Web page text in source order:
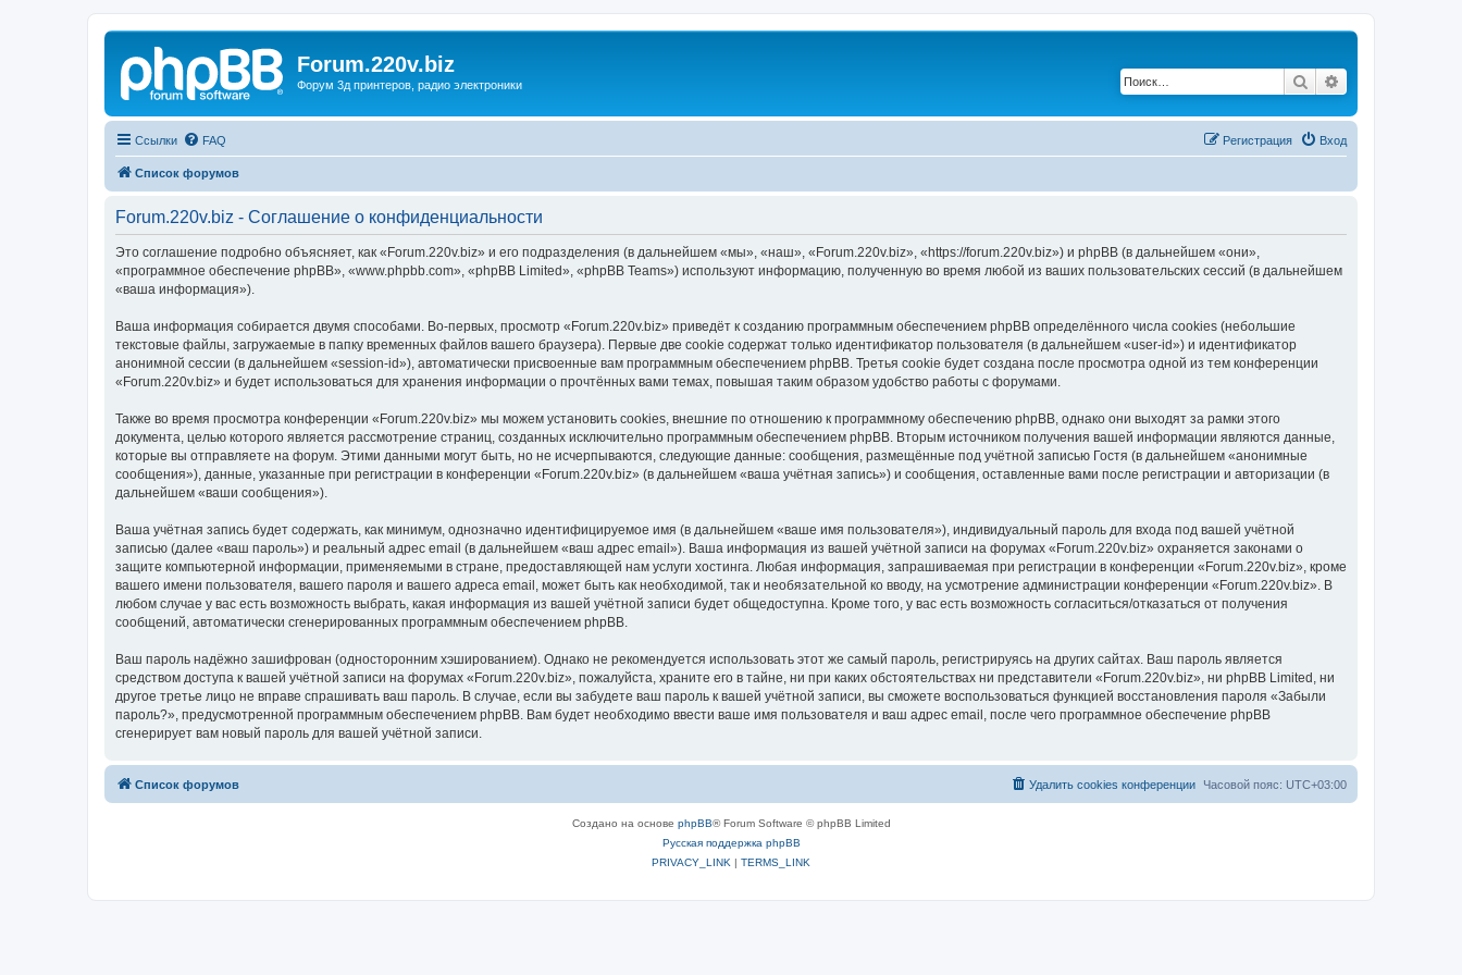
Forum.220v.biz
Форум 3д принтеров, радио электроники Поиск
Ссылки FAQ Вход
Регистрация
Список форумов
Forum.220v.biz - Соглашение о конфиденциальности
Это соглашение подробно объясняет, как «Forum.220v.biz» и его подразделения (в дальнейшем «мы», «наш», «Forum.220v.biz», «https://forum.220v.biz») и phpBB (в дальнейшем «они»,
«программное обеспечение phpBB», «www.phpbb.com», «phpBB Limited», «phpBB Teams») используют информацию, полученную во время любой из ваших пользовательских сессий (в дальнейшем
«ваша информация»).
Ваша информация собирается двумя способами. Во-первых, просмотр «Forum.220v.biz» приведёт к созданию программным обеспечением phpBB определённого числа cookies (небольшие
текстовые файлы, загружаемые в папку временных файлов вашего браузера). Первые две cookie содержат только идентификатор пользователя (в дальнейшем «user-id») и идентификатор
анонимной сессии (в дальнейшем «session-id»), автоматически присвоенные вам программным обеспечением phpBB. Третья cookie будет создана после просмотра одной из тем конференции
«Forum.220v.biz» и будет использоваться для хранения информации о прочтённых вами темах, повышая таким образом удобство работы с форумами.
Также во время просмотра конференции «Forum.220v.biz» мы можем установить cookies, внешние по отношению к программному обеспечению phpBB, однако они выходят за рамки этого
документа, целью которого является рассмотрение страниц, созданных исключительно программным обеспечением phpBB. Вторым источником получения вашей информации являются данные,
которые вы отправляете на форум. Этими данными могут быть, но не исчерпываются, следующие данные: сообщения, размещённые под учётной записью Гостя (в дальнейшем «анонимные
сообщения»), данные, указанные при регистрации в конференции «Forum.220v.biz» (в дальнейшем «ваша учётная запись») и сообщения, оставленные вами после регистрации и авторизации (в
дальнейшем «ваши сообщения»).
Ваша учётная запись будет содержать, как минимум, однозначно идентифицируемое имя (в дальнейшем «ваше имя пользователя»), индивидуальный пароль для входа под вашей учётной
записью (далее «ваш пароль») и реальный адрес email (в дальнейшем «ваш адрес email»). Ваша информация из вашей учётной записи на форумах «Forum.220v.biz» охраняется законами о
защите компьютерной информации, применяемыми в стране, предоставляющей нам услуги хостинга. Любая информация, запрашиваемая при регистрации в конференции «Forum.220v.biz», кроме
вашего имени пользователя, вашего пароля и вашего адреса email, может быть как необходимой, так и необязательной ко вводу, на усмотрение администрации конференции «Forum.220v.biz». В
любом случае у вас есть возможность выбрать, какая информация из вашей учётной записи будет общедоступна. Кроме того, у вас есть возможность согласиться/отказаться от получения
сообщений, автоматически сгенерированных программным обеспечением phpBB.
Ваш пароль надёжно зашифрован (односторонним хэшированием). Однако не рекомендуется использовать этот же самый пароль, регистрируясь на других сайтах. Ваш пароль является
средством доступа к вашей учётной записи на форумах «Forum.220v.biz», пожалуйста, храните его в тайне, ни при каких обстоятельствах ни представители «Forum.220v.biz», ни phpBB Limited, ни
другое третье лицо не вправе спрашивать ваш пароль. В случае, если вы забудете ваш пароль к вашей учётной записи, вы сможете воспользоваться функцией восстановления пароля «Забыли
пароль?», предусмотренной программным обеспечением phpBB. Вам будет необходимо ввести ваше имя пользователя и ваш адрес email, после чего программное обеспечение phpBB
сгенерирует вам новый пароль для вашей учётной записи.
Список форумов Часовой пояс: UTC+03:00
Удалить cookies конференции
Создано на основе phpBB® Forum Software © phpBB Limited
Русская поддержка phpBB
PRIVACY_LINK | TERMS_LINK